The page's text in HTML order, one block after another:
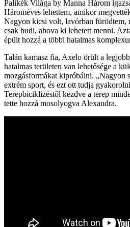
Palikék Világa by Manna Három
Hároméves lehettem, amikor
Nagyon kicsi volt, lavórban fürödtem,
csak budi, ahova ki lehetett menni.
épült hozzá a többi hatalmas
Talán kamasz fia, Axelo örült a
hatalmas területen van lehetősége a
mozgásformákat kipróbálni. „Nagyon
extrém sport, és ezt ott tudja
Terepbiciklizéstől kezdve a terep
tette hozzá mosolyogva Alexandra.